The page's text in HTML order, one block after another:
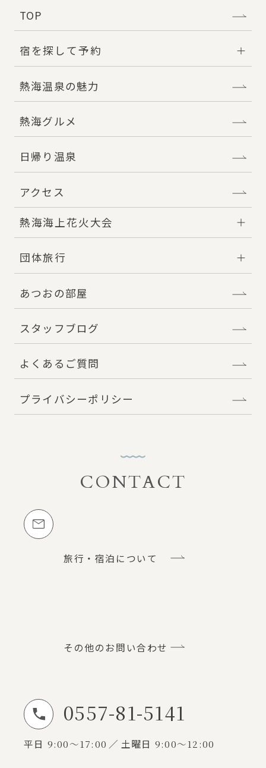
TOP
宿を探して予約
熱海温泉の魅力
熱海グルメ
日帰り温泉
アクセス
熱海海上花火大会
団体旅行
あつおの部屋
スタッフブログ
よくあるご質問
プライバシーポリシー
お問い合わせCONTACT
メールでのお問い合わせ
旅行・宿泊について
その他のお問い合わせ
お電話でのお問い合わせ
0557-81-5141
平日 9:00～17:00 土曜日 9:00～12:00